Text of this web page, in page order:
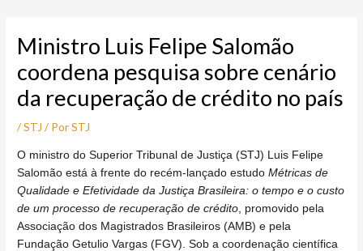
conteúdo
Ministro Luis Felipe Salomão
coordena pesquisa sobre cenário
da recuperação de crédito no país
/STJ / PorSTJ
O ministro do Superior Tribunal de Justiça (STJ) Luis Felipe
Salomão está à frente do recém-lançado estudoMétricas de
Qualidade e Efetividade da Justiça Brasileira: o tempo e o custo
de um processo de recuperação de crédito , promovido pela
Associação dos Magistrados Brasileiros (AMB) e pela
Fundação Getulio Vargas (FGV). Sob a coordenação científica